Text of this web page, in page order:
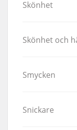
Skönhet
Skönhet och
Smycken
Snickare